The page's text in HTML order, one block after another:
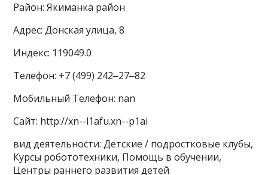
Район: Якиманка район
Адрес: Донская улица, 8
Индекс: 119049.0
Телефон: +7 (499) 242‒27‒82
Мобильный Телефон: nan
Сайт: http://xn--l1afu.xn--p1ai
вид деятельности: Детские / подростковые клубы,
Курсы робототехники, Помощь в обучении,
Центры раннего развития детей